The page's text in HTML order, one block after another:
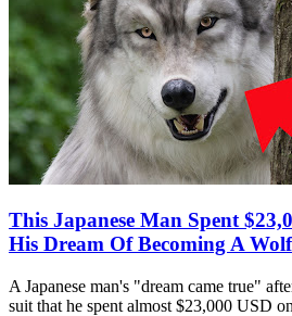
This Japanese Man Spent
His Dream Of Becoming A Wolf
A Japanese man's "dream came true"
suit that he spent almost $23,000 USD